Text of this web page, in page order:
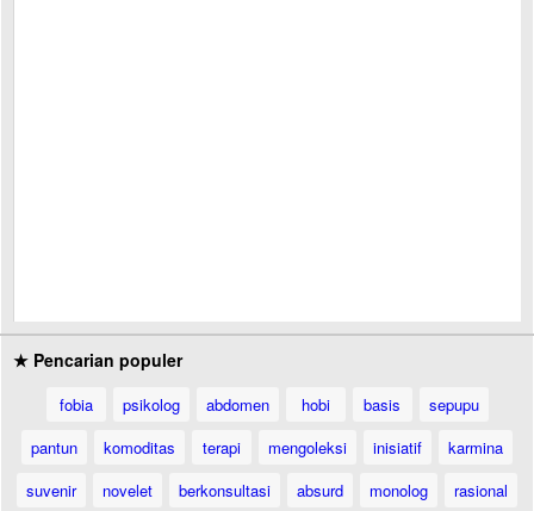
★ Pencarian populer
fobia psikolog abdomen hobi basis
sepupu
pantun
komoditas terapi mengoleksi inisiatif
karmina
suvenir
novelet berkonsultasi absurd monolog
rasional